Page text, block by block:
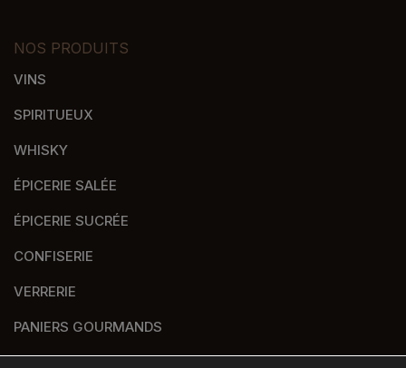
NOS PRODUITS
VINS
SPIRITUEUX
WHISKY
ÉPICERIE SALÉE
ÉPICERIE SUCRÉE
CONFISERIE
VERRERIE
PANIERS GOURMANDS
NOS MARQUES